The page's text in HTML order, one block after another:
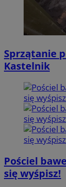
Sprzątanie
Kastelnik
Pościel
się wyśpisz!